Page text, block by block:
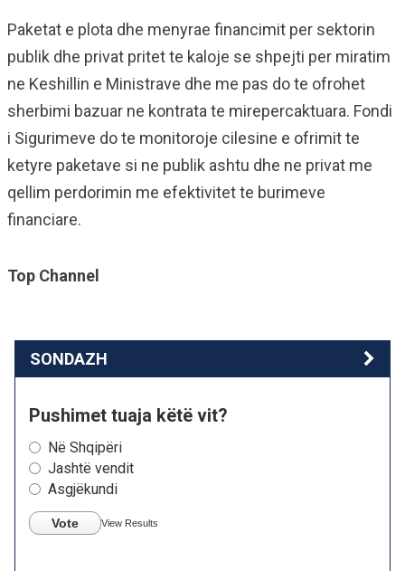
Paketat e plota dhe menyrae financimit per sektorin
publik dhe privat pritet te kaloje se shpejti per miratim
ne Keshillin e Ministrave dhe me pas do te ofrohet
sherbimi bazuar ne kontrata te mirepercaktuara. Fondi
i Sigurimeve do te monitoroje cilesine e ofrimit te
ketyre paketave si ne publik ashtu dhe ne privat me
qellim perdorimin me efektivitet te burimeve
financiare.
Top Channel
SONDAZH
Pushimet tuaja këtë vit?
Në Shqipëri
Jashtë vendit
Asgjëkundi
Vote View Results